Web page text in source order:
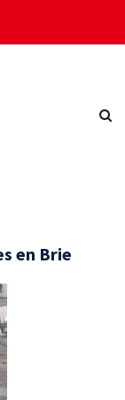
en Brie